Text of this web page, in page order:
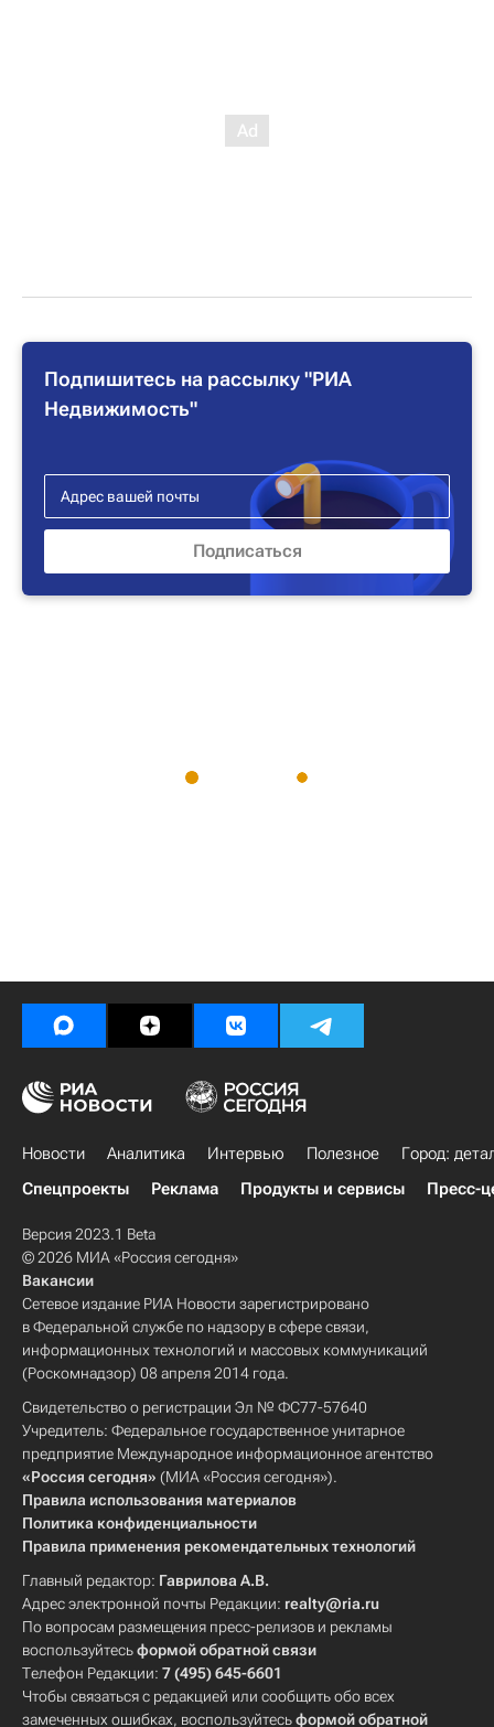
Подпишитесь на рассылку "РИА
Недвижимость"
Новости Аналитика Интервью Полезное
Город:
Спецпроекты
Реклама Продукты и сервисы Пресс-
Версия 2023.1 Beta
© 2026 МИА «Россия сегодня»
Вакансии
Сетевое издание РИА Новости зарегистрировано
в Федеральной службе по надзору в сфере связи,
информационных технологий и массовых коммуникаций
(Роскомнадзор) 08 апреля 2014 года.
Свидетельство о регистрации Эл № ФС77-57640
Учредитель: Федеральное государственное унитарное
предприятие Международное информационное агентство
«Россия сегодня» (МИА «Россия сегодня»).
Правила использования материалов
Политика конфиденциальности
Правила применения рекомендательных технологий
Главный редактор: Гаврилова А.В.
Адрес электронной почты Редакции: realty@ria.ru
По вопросам размещения пресс-релизов и рекламы
воспользуйтесьформой обратной связи
Телефон Редакции: 7 (495) 645-6601
Чтобы связаться с редакцией или сообщить обо всех
замеченных ошибках, воспользуйтесьформой обратной